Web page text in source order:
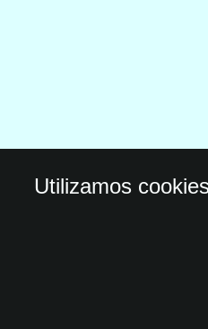
Utilizamos